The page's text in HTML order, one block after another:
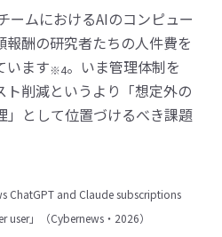
ームにおけるAIのコンピュー
報酬の研究者たちの人件費を
います※4。いま管理体制を
ト削減というより「想定外の
」として位置づけるべき課題
ChatGPT and Claude subscriptions
」（Cybernews・2026）